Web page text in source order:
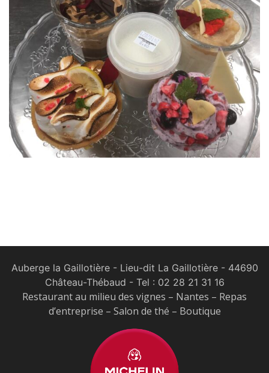
Auberge la Gaillotière - Lieu-dit La Gaillotière - 44690
Château-Thébaud - Tel : 02 28 21 31 16
Restaurant au milieu des vignes – Nantes – Repas
d’entreprise – Salon de thé – Boutique